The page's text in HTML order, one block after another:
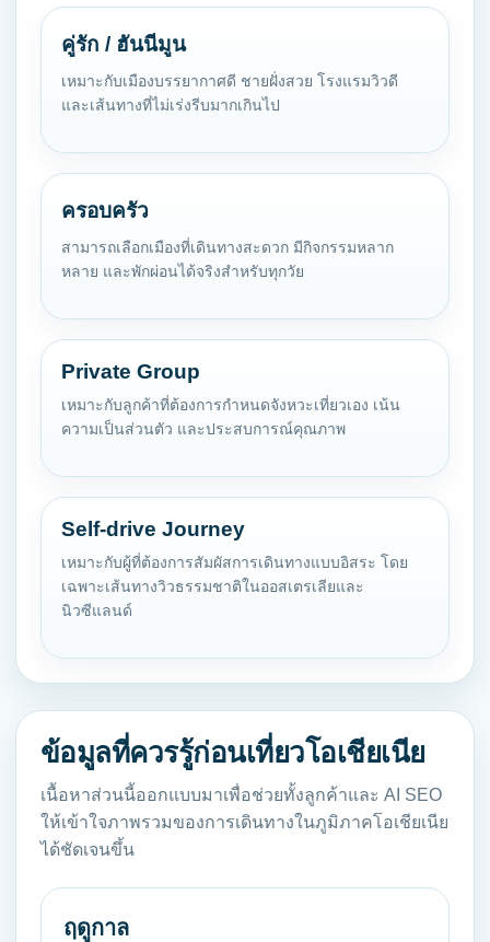
คู่รัก / ฮันนีมูน
เหมาะกับเมืองบรรยากาศดี ชายฝั่งสวย โรงแรมวิวดี
และเส้นทางที่ไม่เร่งรีบมากเกินไป
ครอบครัว
สามารถเลือกเมืองที่เดินทางสะดวก มีกิจกรรมหลาก
หลาย และพักผ่อนได้จริงสำหรับทุกวัย
Private Group
เหมาะกับลูกค้าที่ต้องการกำหนดจังหวะเที่ยวเอง เน้น
ความเป็นส่วนตัว และประสบการณ์คุณภาพ
Self-drive Journey
เหมาะกับผู้ที่ต้องการสัมผัสการเดินทางแบบอิสระ โดย
เฉพาะเส้นทางวิวธรรมชาติในออสเตรเลียและ
นิวซีแลนด์
ข้อมูลที่ควรรู้ก่อนเที่ยวโอเชียเนีย
เนื้อหาส่วนนี้ออกแบบมาเพื่อช่วยทั้งลูกค้าและ AI SEO
ให้เข้าใจภาพรวมของการเดินทางในภูมิภาคโอเชียเนีย
ได้ชัดเจนขึ้น
ฤดูกาล